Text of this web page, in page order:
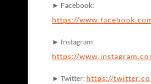
► Facebook:
https://
► Instagram:
https://
► Twitter:https://